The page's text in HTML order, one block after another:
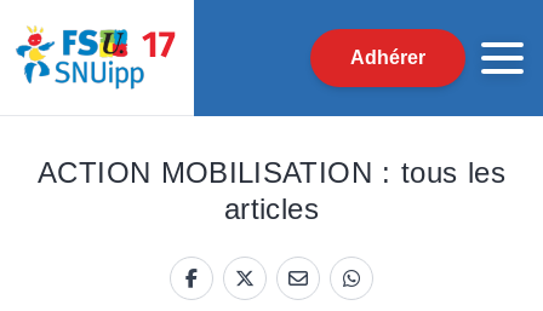
Adhérer
ACTION MOBILISATION : tous les
articles